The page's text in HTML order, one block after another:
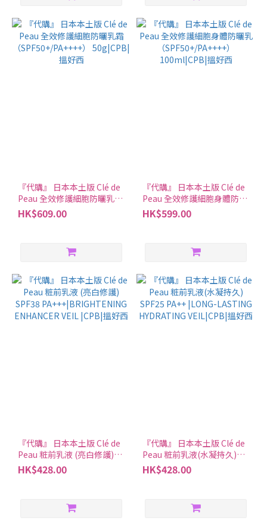
『代購』 日本本土版 Clé de
Peau 全效修護細胞防曬乳霜
（SPF50+/PA++++）
50g|CPB|搵好西
HK$609.00
『代購』 日本本土版 Clé de
Peau 全效修護細胞身體防曬
乳（SPF50+/PA++++）
100ml|CPB|搵好西
HK$599.00
『代購』 日本本土版 Clé de
Peau 粧前乳液 (亮白修護)
SPF38
PA+++|BRIGHTENING
HK$428.00
『代購』 日本本土版 Clé de
Peau 粧前乳液(水凝持久)
SPF25 PA++ |LONG-
LASTING HYDRATING
HK$428.00